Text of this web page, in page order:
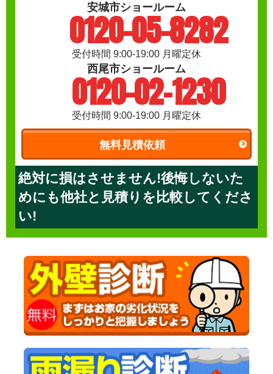
安城市ショールーム
0120-05-8282
受付時間 9:00-19:00 月曜定休
西尾市ショールーム
0120-02-1230
受付時間 9:00-19:00 月曜定休
無料見積依頼
絶対に損はさせません!後悔しないた
めにも他社と見積りを比較してくださ
い!